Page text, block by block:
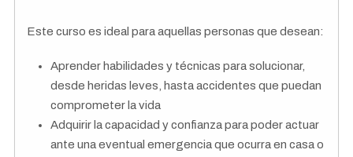
Este curso es ideal para aquellas personas que desean:
Aprender habilidades y técnicas para solucionar,
desde heridas leves, hasta accidentes que puedan
comprometer la vida
Adquirir la capacidad y confianza para poder actuar
ante una eventual emergencia que ocurra en casa o